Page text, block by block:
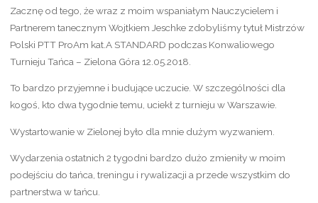
Zacznę od tego, że wraz z moim wspaniałym Nauczycielem i
Partnerem tanecznym Wojtkiem Jeschke zdobyliśmy tytuł Mistrzów
Polski PTT ProAm kat.A STANDARD podczas Konwaliowego
Turnieju Tańca – Zielona Góra 12.05.2018.
To bardzo przyjemne i budujące uczucie. W szczególności dla
kogoś, kto dwa tygodnie temu, uciekł z turnieju w Warszawie.
Wystartowanie w Zielonej było dla mnie dużym wyzwaniem.
Wydarzenia ostatnich 2 tygodni bardzo dużo zmieniły w moim
podejściu do tańca, treningu i rywalizacji a przede wszystkim do
partnerstwa w tańcu.